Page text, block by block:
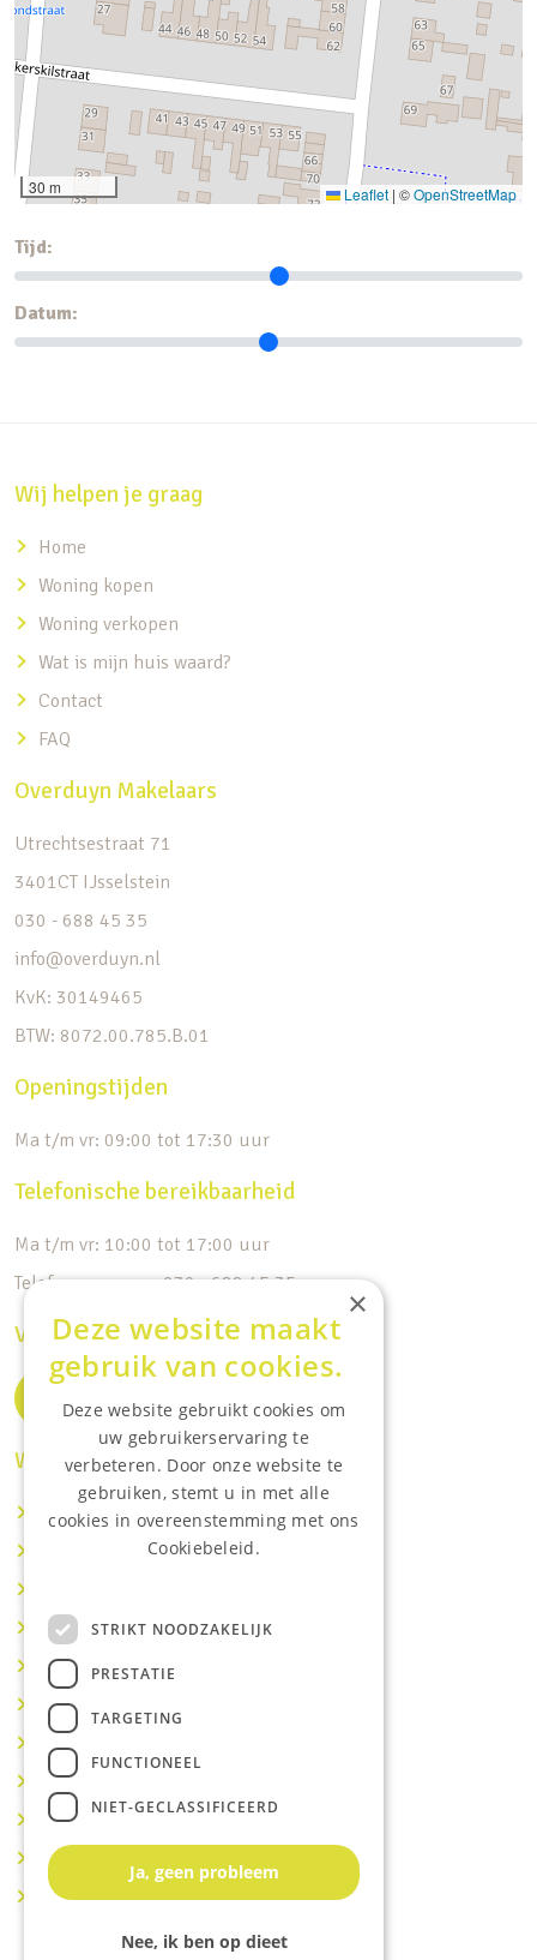
30 m Leaflet | ©OpenStreetMap
Tijd:
Datum:
Wij helpen je graag
Home
Woning kopen
Woning verkopen
Wat is mijn huis waard?
Contact
FAQ
Overduyn Makelaars
Utrechtsestraat 71
3401CT IJsselstein
030 - 688 45 35
info@overduyn.nl
KvK: 30149465
BTW: 8072.00.785.B.01
Openingstijden
Ma t/m vr: 09:00 tot 17:30 uur
Telefonische bereikbaarheid
Ma t/m vr: 10:00 tot 17:00 uur
Telefoonnummer: 030 - 688 45 35
Volg ons op de socials
Waar wij o.a actief zijn:
Makelaar IJsselstein
Makelaar Utrecht
Makelaar Houten
Makelaar Vianen
Makelaar Maarssen
Makelaar Lopik
Makelaar Montfoort
Makelaar Benschop
Makelaar Schoonhoven
Makelaar Hoef en Haag
×
Deze website maakt
gebruik van cookies.
Deze website gebruikt cookies om
uw gebruikerservaring te
verbeteren. Door onze website te
gebruiken, stemt u in met alle
cookies in overeenstemming met ons
Cookiebeleid.
STRIKT NOODZAKELIJK
PRESTATIE
TARGETING
FUNCTIONEEL
NIET-GECLASSIFICEERD
Ja, geen probleem
Nee, ik ben op dieet